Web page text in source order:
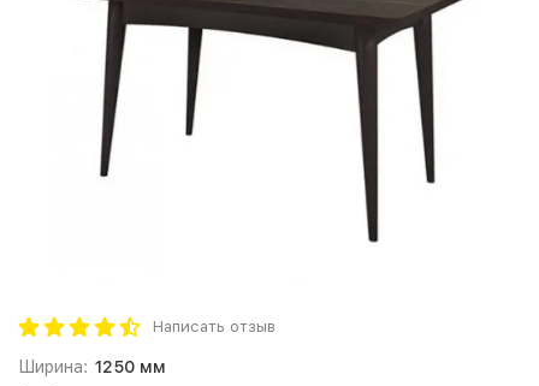
Написать отзыв
Ширина: 1250 мм